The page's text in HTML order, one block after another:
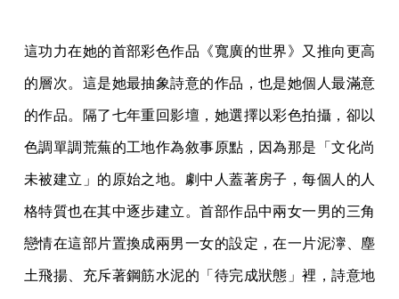
這功力在她的首部彩色作品《寬廣的世界》又推向更高
的層次。這是她最抽象詩意的作品，也是她個人最滿意
的作品。隔了七年重回影壇，她選擇以彩色拍攝，卻以
色調單調荒蕪的工地作為敘事原點，因為那是「文化尚
未被建立」的原始之地。劇中人蓋著房子，每個人的人
格特質也在其中逐步建立。首部作品中兩女一男的三角
戀情在這部片置換成兩男一女的設定，在一片泥濘、塵
土飛揚、充斥著鋼筋水泥的「待完成狀態」裡，詩意地